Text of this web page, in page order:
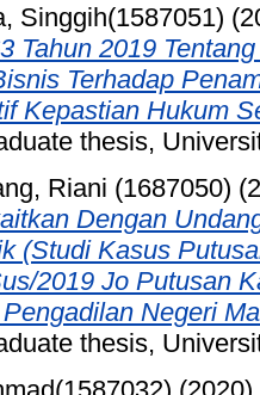
Singgih(1587051)
Tahun 2019
Terhadap
Kepastian Hukum
thesis,
Riani (1687050)
Dengan
(Studi Kasus
2019 Jo Putusan
Negeri
thesis,